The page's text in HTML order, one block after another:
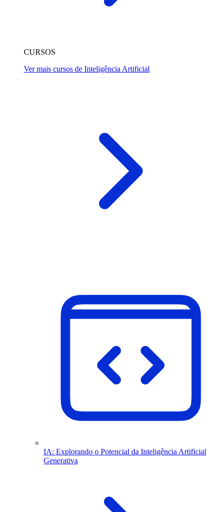
CURSOS
Ver mais cursos de Inteligência Artificial
IA: Explorando o Potencial da Inteligência Artificial
Generativa